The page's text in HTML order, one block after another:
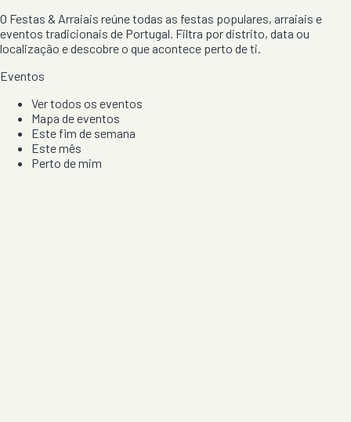
O Festas & Arraiais reúne todas as festas populares, arraiais e
eventos tradicionais de Portugal. Filtra por distrito, data ou
localização e descobre o que acontece perto de ti.
Eventos
Ver todos os eventos
Mapa de eventos
Este fim de semana
Este mês
Perto de mim